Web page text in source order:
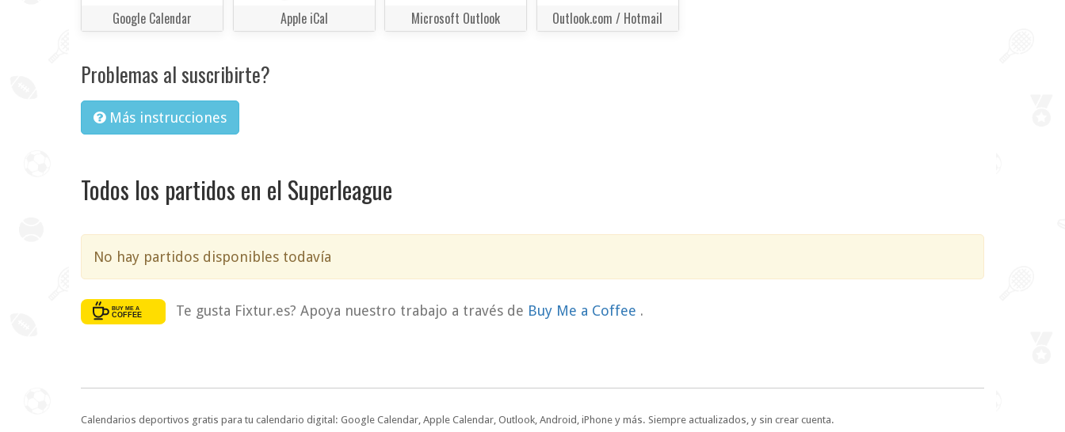
Google Calendar Apple iCal Microsoft Outlook Outlook.com / Hotmail
Problemas al suscribirte?
Más instrucciones
Todos los partidos en el Superleague
No hay partidos disponibles todavía
Te gusta Fixtur.es? Apoya nuestro trabajo a través de Buy Me a Coffee .
Calendarios deportivos gratis para tu calendario digital: Google Calendar, Apple Calendar, Outlook, Android, iPhone y más. Siempre actualizados, y sin crear cuenta.